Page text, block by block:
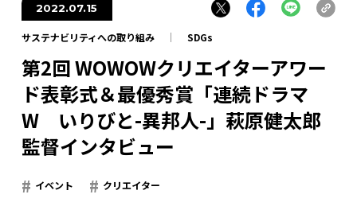
2022.07.15
サステナビリティへの取り組み SDGs
第2回 WOWOWクリエイターアワー
ド表彰式＆最優秀賞「連続ドラマ
W いりびと-異邦人-」萩原健太郎
監督インタビュー
イベント クリエイター